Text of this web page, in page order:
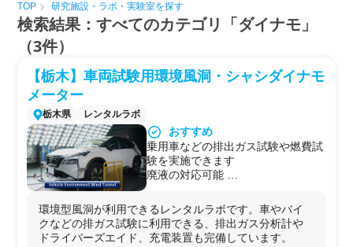
TOP 研究施設・ラボ・実験室を探す
検索結果：すべてのカテゴリ「ダイナモ」
（3件）
【栃木】車両試験用環境風洞・シャシダイナモ
メーター
栃木県 レンタルラボ
おすすめ
乗用車などの排出ガス試験や燃費試
験を実施できます
廃液の対応可能
外部者の居室 シェアあり
ラボ駐車場利用可能
環境型風洞が利用できるレンタルラボです。車やバイ
クなどの排ガス試験に利用できる、排出ガス分析計や
ドライバーズエイド、充電装置も完備しています。